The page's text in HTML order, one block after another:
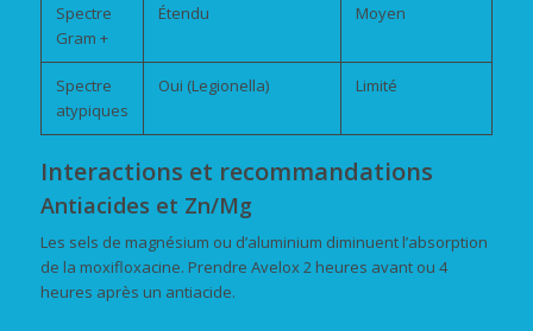
Spectre
Gram +
Étendu Moyen
Spectre
atypiques
Oui (Legionella) Limité
Interactions et recommandations
Antiacides et Zn/Mg
Les sels de magnésium ou d’aluminium diminuent l’absorption
de la moxifloxacine. Prendre Avelox 2 heures avant ou 4
heures après un antiacide.